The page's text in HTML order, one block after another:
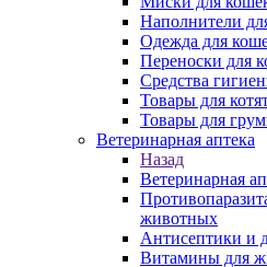
Наполнители
Одежда для
Переноски для
Средства
Товары для
Товары для
Ветеринарная аптека
Назад
Ветеринарная
животных
Антисептики и
Витамины для